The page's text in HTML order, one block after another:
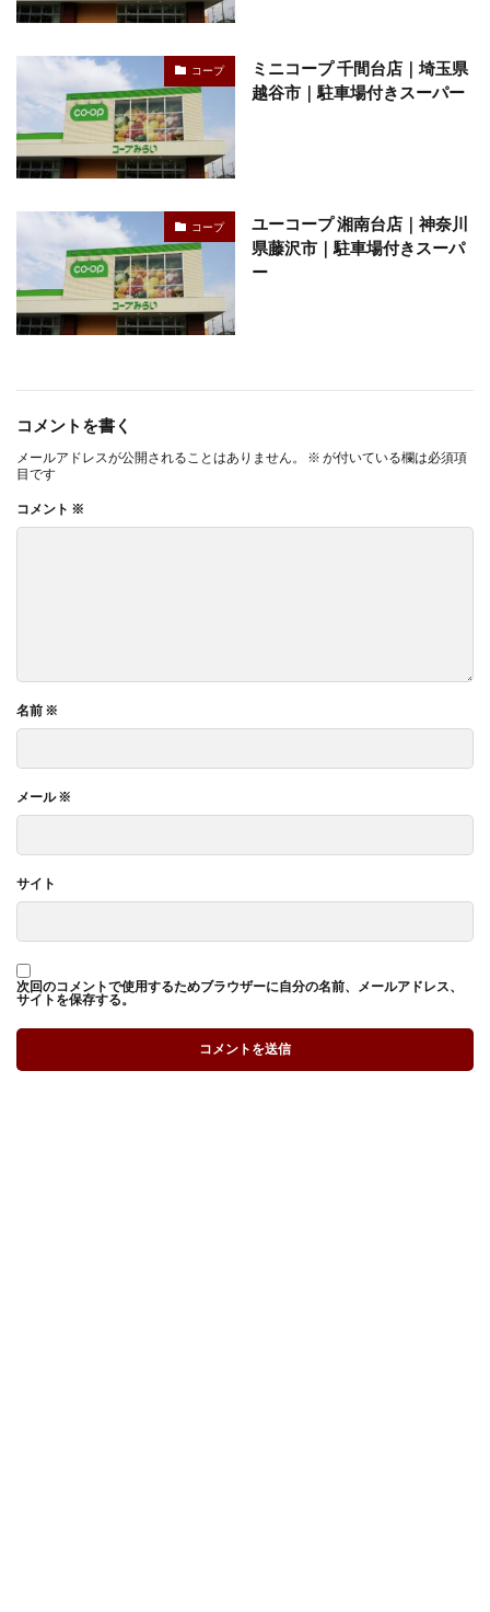
コープ
ミニコープ 千間台店｜埼玉県
越谷市｜駐車場付きスーパー
コープ
ユーコープ 湘南台店｜神奈川
県藤沢市｜駐車場付きスーパ
ー
コメントを書く
メールアドレスが公開されることはありません。 ※ が付いている欄は必須項
目です
コメント ※
名前 ※
メール※
サイト
次回のコメントで使用するためブラウザーに自分の名前、メールアドレス、
サイトを保存する。